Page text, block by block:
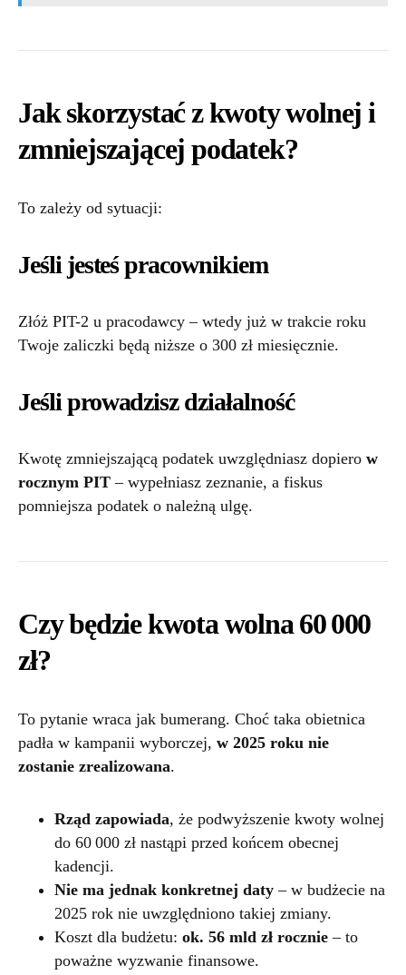
Jak skorzystać z kwoty wolnej i
zmniejszającej podatek?
To zależy od sytuacji:
Jeśli jesteś pracownikiem
Złóż PIT-2 u pracodawcy – wtedy już w trakcie roku
Twoje zaliczki będą niższe o 300 zł miesięcznie.
Jeśli prowadzisz działalność
Kwotę zmniejszającą podatek uwzględniasz dopiero w
rocznym PIT – wypełniasz zeznanie, a fiskus
pomniejsza podatek o należną ulgę.
Czy będzie kwota wolna 60 000
zł?
To pytanie wraca jak bumerang. Choć taka obietnica
padła w kampanii wyborczej, w 2025 roku nie
zostanie zrealizowana.
Rząd zapowiada, że podwyższenie kwoty wolnej
do 60 000 zł nastąpi przed końcem obecnej
kadencji.
Nie ma jednak konkretnej daty – w budżecie na
2025 rok nie uwzględniono takiej zmiany.
Koszt dla budżetu: ok. 56 mld zł rocznie – to
poważne wyzwanie finansowe.